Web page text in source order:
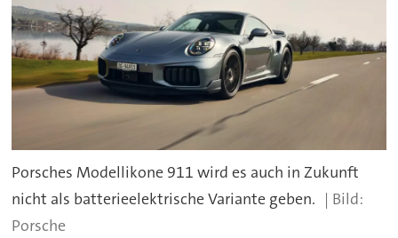
Porsches Modellikone 911 wird es auch in Zukunft
nicht als batterieelektrische Variante geben.
Porsche